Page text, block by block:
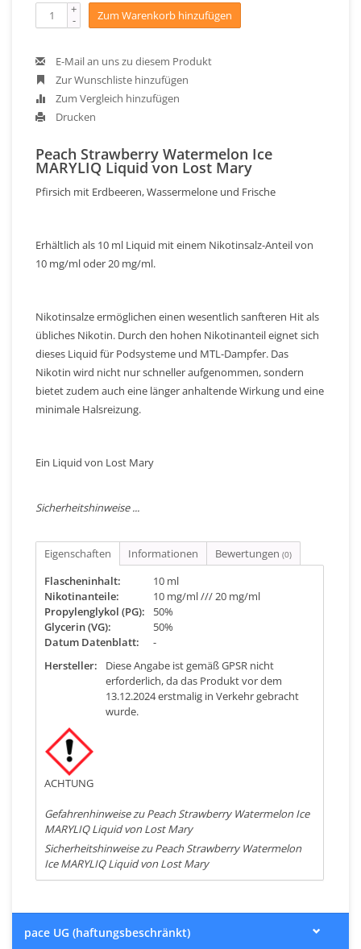
+
- Zum Warenkorb hinzufügen
E-Mail an uns zu diesem Produkt
Zur Wunschliste hinzufügen
Zum Vergleich hinzufügen
Drucken
Peach Strawberry Watermelon Ice
MARYLIQ Liquid von Lost Mary
Pfirsich mit Erdbeeren, Wassermelone und Frische
Erhältlich als 10 ml Liquid mit einem Nikotinsalz-Anteil von
10 mg/ml oder 20 mg/ml.
Nikotinsalze ermöglichen einen wesentlich sanfteren Hit als
übliches Nikotin. Durch den hohen Nikotinanteil eignet sich
dieses Liquid für Podsysteme und MTL-Dampfer. Das
Nikotin wird nicht nur schneller aufgenommen, sondern
bietet zudem auch eine länger anhaltende Wirkung und eine
minimale Halsreizung.
Ein Liquid von Lost Mary
Sicherheitshinweise ...
Eigenschaften Informationen Bewertungen (0)
Flascheninhalt:
10 ml
Nikotinanteile:
10 mg/ml /// 20 mg/ml
Propylenglykol (PG):
50%
Glycerin (VG):
50%
Datum Datenblatt:
-
Hersteller:
Diese Angabe ist gemäß GPSR nicht
erforderlich, da das Produkt vor dem
13.12.2024 erstmalig in Verkehr gebracht
wurde.
ACHTUNG
Gefahrenhinweise zu Peach Strawberry Watermelon Ice
MARYLIQ Liquid von Lost Mary
Sicherheitshinweise zu Peach Strawberry Watermelon
Ice MARYLIQ Liquid von Lost Mary
pace UG (haftungsbeschränkt)